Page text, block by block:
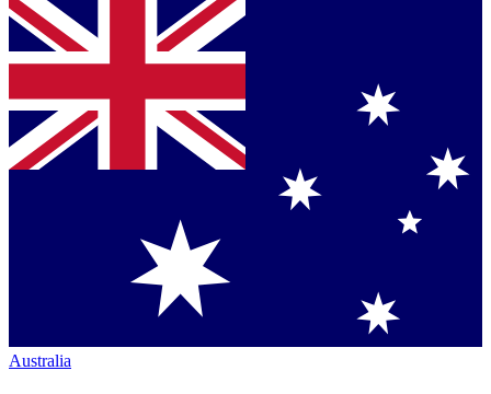
Australia